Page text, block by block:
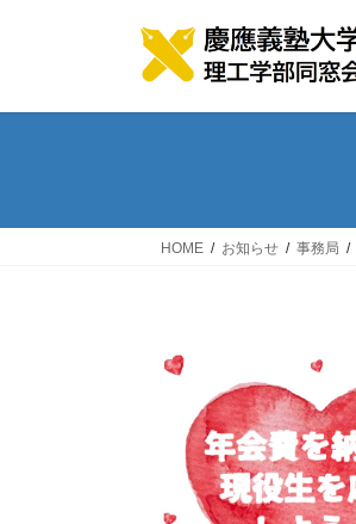
HOME お知らせ 事務局